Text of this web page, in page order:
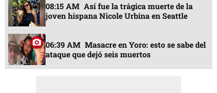
08:15 AM Así fue la trágica muerte de la
joven hispana Nicole Urbina en Seattle
06:39 AM Masacre en Yoro: esto se sabe del
ataque que dejó seis muertos